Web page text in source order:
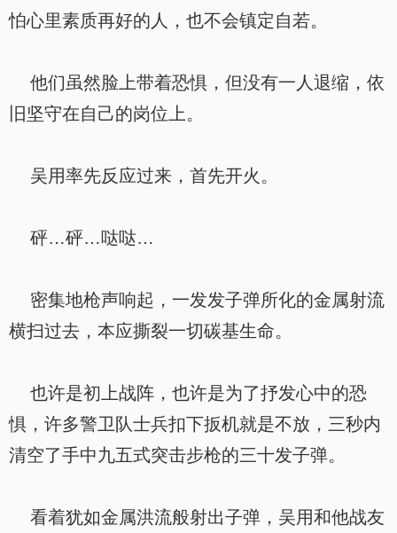
怕心里素质再好的人，也不会镇定自若。
他们虽然脸上带着恐惧，但没有一人退缩，依
旧坚守在自己的岗位上。
吴用率先反应过来，首先开火。
砰…砰…哒哒…
密集地枪声响起，一发发子弹所化的金属射流
横扫过去，本应撕裂一切碳基生命。
也许是初上战阵，也许是为了抒发心中的恐
惧，许多警卫队士兵扣下扳机就是不放，三秒内
清空了手中九五式突击步枪的三十发子弹。
看着犹如金属洪流般射出子弹，吴用和他战友